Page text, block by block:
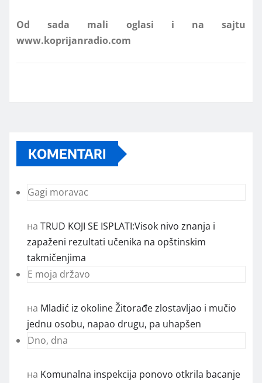
KOMENTARI
Gagi moravac
на TRUD KOJI SE ISPLATI:Visok nivo znanja i
zapaženi rezultati učenika na opštinskim
takmičenjima
E moja državo
на Mladić iz okoline Žitorađe zlostavljao i mučio
jednu osobu, napao drugu, pa uhapšen
Dno, dna
на Komunalna inspekcija ponovo otkrila bacanje